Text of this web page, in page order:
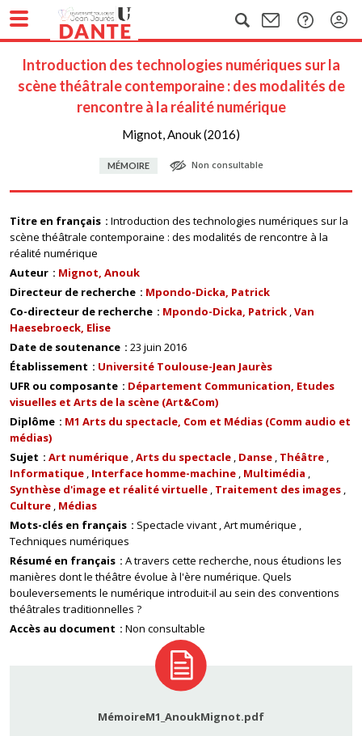
Introduction des technologies numériques sur la
scène théâtrale contemporaine : des modalités de
rencontre à la réalité numérique
Mignot, Anouk (2016)
MÉMOIRE Non consultable
Titre en français
Introduction des technologies numériques sur la
scène théâtrale contemporaine : des modalités de rencontre à la
réalité numérique
Auteur
Mignot, Anouk
Directeur de recherche
Mpondo-Dicka, Patrick
Co-directeur de recherche
Mpondo-Dicka, Patrick Van
Haesebroeck, Elise
Date de soutenance
23 juin 2016
Établissement
Université Toulouse-Jean Jaurès
UFR ou composante
Département Communication, Etudes
visuelles et Arts de la scène (Art&Com)
Diplôme
M1 Arts du spectacle, Com et Médias (Comm audio et
médias)
Sujet
Art numérique Arts du spectacle Danse Théâtre
Informatique Interface homme-machine Multimédia
Synthèse d'image et réalité virtuelle Traitement des images
Culture Médias
Mots-clés en français
Spectacle vivant Art mumérique
Techniques numériques
Résumé en français
A travers cette recherche, nous étudions les
manières dont le théâtre évolue à l'ère numérique. Quels
bouleversements le numérique introduit-il au sein des conventions
théâtrales traditionnelles ?
Accès au document
Non consultable
MémoireM1_AnoukMignot.pdf